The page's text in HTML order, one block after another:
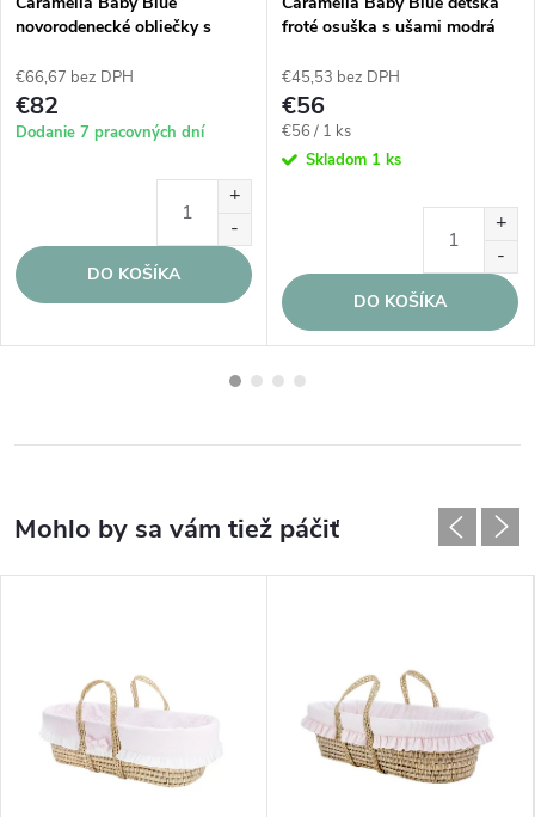
novorodenecké obliečky s
€66,67 bez DPH
€82
Dodanie 7 pracovných dní
DO KOŠÍKA
froté osuška s ušami modrá
€45,53 bez DPH
€56
Jednotková
cena:
€56 / 1 ks
Skladom 1 ks
DO KOŠÍKA